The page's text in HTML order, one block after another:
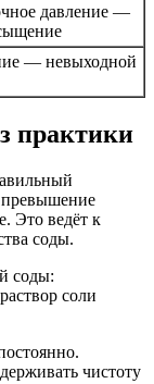
давление —
— невыходной
практики
превышение
Это ведёт к
соды.
чистоту